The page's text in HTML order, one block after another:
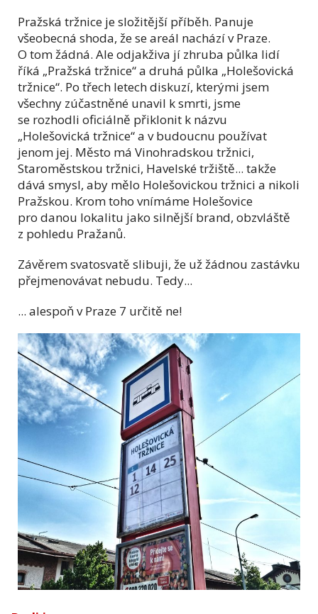
Pražská tržnice je složitější příběh. Panuje
všeobecná shoda, že se areál nachází v Praze.
O tom žádná. Ale odjakživa jí zhruba půlka lidí
říká „Pražská tržnice“ a druhá půlka „Holešovická
tržnice“. Po třech letech diskuzí, kterými jsem
všechny zúčastněné unavil k smrti, jsme
se rozhodli oficiálně přiklonit k názvu
„Holešovická tržnice“ a v budoucnu používat
jenom jej. Město má Vinohradskou tržnici,
Staroměstskou tržnici, Havelské tržiště... takže
dává smysl, aby mělo Holešovickou tržnici a nikoli
Pražskou. Krom toho vnímáme Holešovice
pro danou lokalitu jako silnější brand, obzvláště
z pohledu Pražanů.
Závěrem svatosvatě slibuji, že už žádnou zastávku
přejmenovávat nebudu. Tedy...
... alespoň v Praze 7 určitě ne!